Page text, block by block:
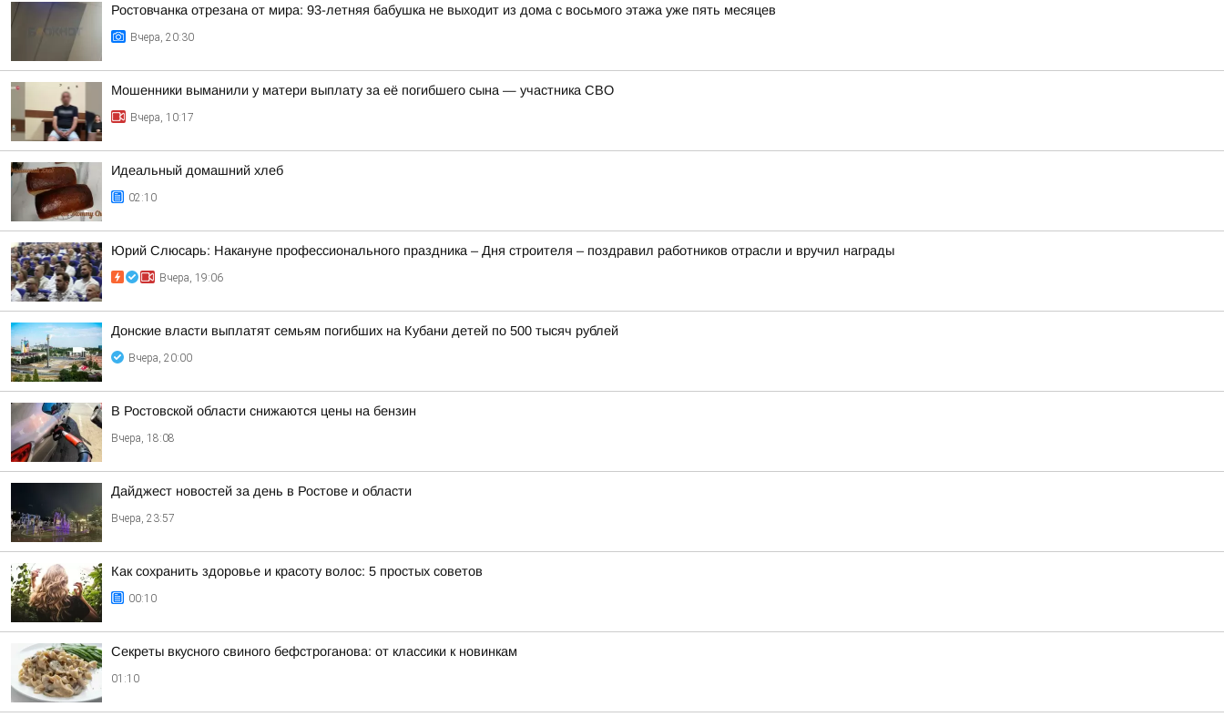
Ростовчанка отрезана от мира: 93-летняя бабушка не выходит из дома с восьмого этажа уже пять месяцев
Вчера, 20:30
Мошенники выманили у матери выплату за её погибшего сына — участника СВО
Вчера, 10:17
Идеальный домашний хлеб
02:10
Юрий Слюсарь: Накануне профессионального праздника – Дня строителя – поздравил работников отрасли и вручил награды
Вчера, 19:06
Донские власти выплатят семьям погибших на Кубани детей по 500 тысяч рублей
Вчера, 20:00
В Ростовской области снижаются цены на бензин
Вчера, 18:08
Дайджест новостей за день в Ростове и области
Вчера, 23:57
Как сохранить здоровье и красоту волос: 5 простых советов
00:10
Секреты вкусного свиного бефстроганова: от классики к новинкам
01:10